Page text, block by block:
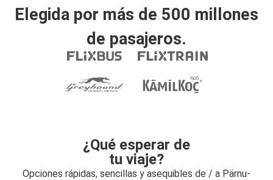
Elegida por más de 500 millones
de pasajeros.
¿Qué esperar de
tu viaje?
Opciones rápidas, sencillas y asequibles de / a Pärnu-